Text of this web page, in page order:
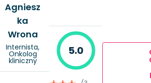
Agniesz
ka
Wrona
Internista,
Onkolog
kliniczny
5.0